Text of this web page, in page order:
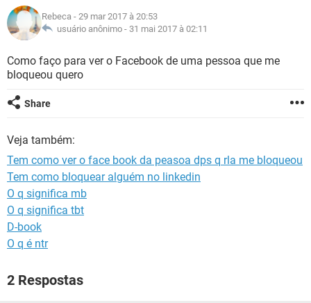
GUIA DE COMPRAS
OUTLOOK
INSTAGRAM
GUIA DE COMPRAS
CELULAR FACEBOOK
INSTAGRAM
GUIA DE COMPRAS
GLOSSÁRIO
JOGOS
CELULAR FACEBOOK
INSTAGRAM
Rebeca - 29 mar 2017 à 20:53
usuário anônimo - 31 mai 2017 à 02:11
Como faço para ver o Facebook de uma pessoa que me
bloqueou quero
Share
Veja também:
Tem como ver o face book da peasoa dps q rla me bloqueou
Tem como bloquear alguém no linkedin
O q significa mb
O q significa tbt
D-book
O q é ntr
2 Respostas